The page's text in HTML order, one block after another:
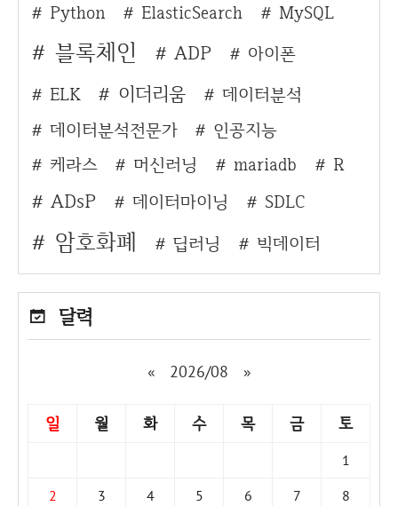
Python
ElasticSearch MySQL
블록체인 ADP
아이폰
ELK
이더리움
데이터분석
데이터분석전문가
인공지능
케라스
머신러닝 mariadb R
ADsP 데이터마이닝 SDLC
암호화폐 딥러닝 빅데이터
달력
« 2026/08 »
일 월 화 수 목 금 토
1
2
3 4 5 6 7
8